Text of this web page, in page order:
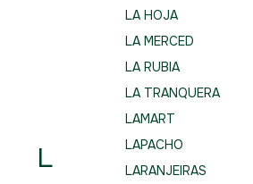
L
LA HOJA
LA MERCED
LA RUBIA
LA TRANQUERA
LAMART
LAPACHO
LARANJEIRAS